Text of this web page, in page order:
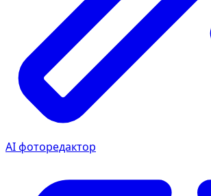
AI фоторедактор